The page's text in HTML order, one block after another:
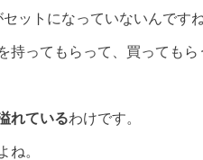
ットになっていないんですね
ってもらって、買ってもら
れているわけです。
ね。